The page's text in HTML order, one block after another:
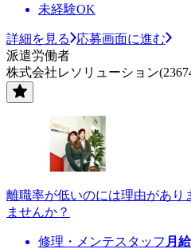
未経験OK
詳細を見る
応募画面に進む
派遣労働者
株式会社レソリューション
離職率が低いのには理由があり
ませんか？
修理・メンテスタッフ 月給